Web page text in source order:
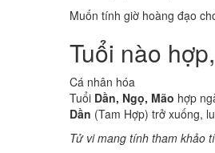
Muốn tính giờ hoàng đạo
Tuổi nào
Cá nhân hóa
Tuổi Dần, Ngọ, Mão hợp
Dần (Tam Hợp) trở xuống,
Tử vi mang tính tham khảo